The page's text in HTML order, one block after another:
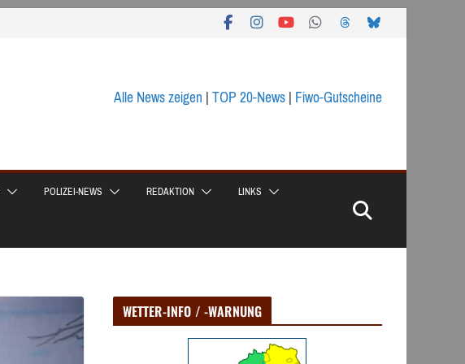
Alle News zeigen|TOP 20-News|Fiwo-Gutscheine
POLIZEI-NEWS REDAKTION LINKS
WETTER-INFO / -WARNUNG